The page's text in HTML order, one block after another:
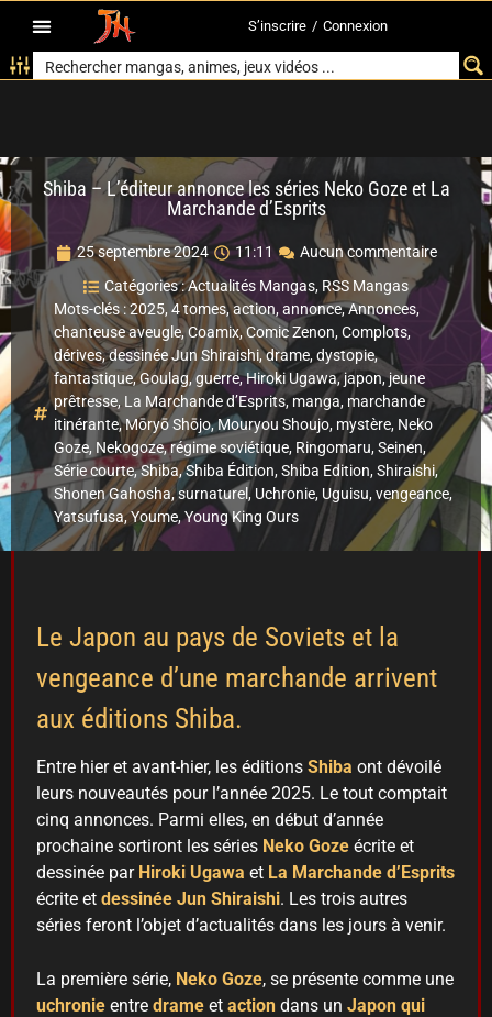
S’inscrire / Connexion
Shiba – L’éditeur annonce les séries Neko Goze et La
Marchande d’Esprits
25 septembre 2024 11:11
Aucun commentaire
Catégories :Actualités Mangas, RSS Mangas
Mots-clés :2025, 4 tomes,action,annonce,Annonces,
chanteuse aveugle,Coamix,Comic Zenon,Complots,
dérives,dessinée Jun Shiraishi,drame,dystopie,
fantastique,Goulag,guerre,Hiroki Ugawa,japon,jeune
prêtresse, La Marchande d’Esprits, manga, marchande
itinérante,Mōryō Shōjo,Mouryou Shoujo, mystère, Neko
Goze, Nekogoze,régime soviétique, Ringomaru,Seinen,
Série courte,Shiba,Shiba Édition,Shiba Edition,Shiraishi,
Shonen Gahosha,surnaturel, Uchronie, Uguisu,vengeance,
Yatsufusa,Youme,Young King Ours
Le Japon au pays de Soviets et la
vengeance d’une marchande arrivent
aux éditions Shiba.
Entre hier et avant-hier, les éditions Shiba ont dévoilé
leurs nouveautés pour l’année 2025. Le tout comptait
cinq annonces. Parmi elles, en début d’année
prochaine sortiront les séries Neko Goze écrite et
dessinée par Hiroki Ugawa et La Marchande d’Esprits
écrite et dessinée Jun Shiraishi. Les trois autres
séries feront l’objet d’actualités dans les jours à venir.
La première série, Neko Goze, se présente comme une
uchronie entre drame et action dans un Japon qui